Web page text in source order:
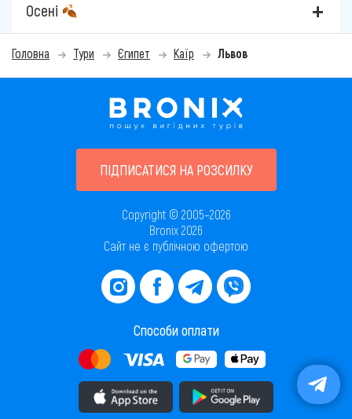
Осені
Головна Тури Єгипет Каїр Львов
ПІДПИСАТИСЯ НА РОЗСИЛКУ
Copyright © 2005–2026
Bronix 2026
Сайт не є публічною офертою
Способи оплати
Завантажити додаток в AppStore Завантажити додаток в PlayMarket